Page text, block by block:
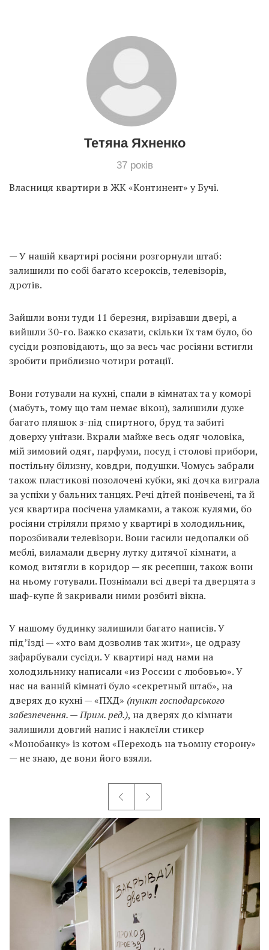
Тетяна Яхненко
37 років
Власниця квартири в ЖК «Континент» у Бучі.
— У нашій квартирі росіяни розгорнули штаб:
залишили по собі багато ксероксів, телевізорів,
дротів.
Зайшли вони туди 11 березня, вирізавши двері, а
вийшли 30-го. Важко сказати, скільки їх там було, бо
сусіди розповідають, що за весь час росіяни встигли
зробити приблизно чотири ротації.
Вони готували на кухні, спали в кімнатах та у коморі
(мабуть, тому що там немає вікон), залишили дуже
багато пляшок з-під спиртного, бруд та забиті
доверху унітази. Вкрали майже весь одяг чоловіка,
мій зимовий одяг, парфуми, посуд і столові прибори,
постільну білизну, ковдри, подушки. Чомусь забрали
також пластикові позолочені кубки, які дочка виграла
за успіхи у бальних танцях. Речі дітей понівечені, та й
уся квартира посічена уламками, а також кулями, бо
росіяни стріляли прямо у квартирі в холодильник,
порозбивали телевізори. Вони гасили недопалки об
меблі, виламали дверну лутку дитячої кімнати, а
комод витягли в коридор — як ресепшн, також вони
на ньому готували. Познімали всі двері та дверцята з
шаф-купе й закривали ними розбиті вікна.
У нашому будинку залишили багато написів. У
під’їзді — «хто вам дозволив так жити», це одразу
зафарбували сусіди. У квартирі над нами на
холодильнику написали «из России с любовью». У
нас на ванній кімнаті було «секретный штаб», на
дверях до кухні — «ПХД» (пункт господарського
забезпечення. — Прим. ред.), на дверях до кімнати
залишили довгий напис і наклеїли стикер
«Монобанку» із котом «Переходь на тьомну сторону»
— не знаю, де вони його взяли.